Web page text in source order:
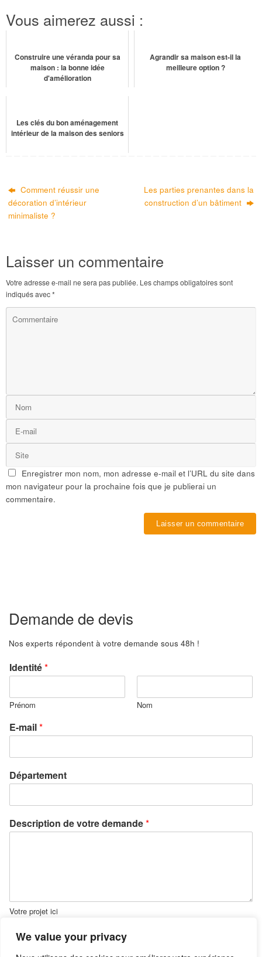
We value your privacy
Vous aimerez aussi :
Construire une véranda pour sa
maison : la bonne idée
d'amélioration
Agrandir sa maison est-il la
meilleure option ?
Les clés du bon aménagement
intérieur de la maison des seniors
Comment réussir une
décoration d’intérieur
minimaliste ?
Les parties prenantes dans la
construction d’un bâtiment
Laisser un commentaire
Votre adresse e-mail ne sera pas publiée. Les champs obligatoires sont
indiqués avec*
Enregistrer mon nom, mon adresse e-mail et l’URL du site dans
mon navigateur pour la prochaine fois que je publierai un
commentaire.
Demande de devis
Nos experts répondent à votre demande sous 48h !
Identité*
Prénom Nom
E-mail*
Département
Description de votre demande*
Votre projet ici
Envoyer